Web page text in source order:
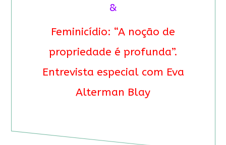
&
Feminicídio: “A noção de
propriedade é profunda”.
Entrevista especial com Eva
Alterman Blay